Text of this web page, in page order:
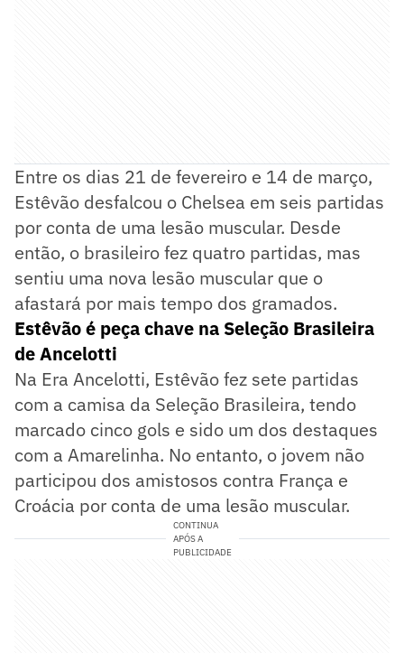
Entre os dias 21 de fevereiro e 14 de março,
Estêvão desfalcou o Chelsea em seis partidas
por conta de uma lesão muscular. Desde
então, o brasileiro fez quatro partidas, mas
sentiu uma nova lesão muscular que o
afastará por mais tempo dos gramados.
Estêvão é peça chave na Seleção Brasileira
de Ancelotti
Na Era Ancelotti, Estêvão fez sete partidas
com a camisa da Seleção Brasileira, tendo
marcado cinco gols e sido um dos destaques
com a Amarelinha. No entanto, o jovem não
participou dos amistosos contra França e
Croácia por conta de uma lesão muscular.
CONTINUA
APÓS A
PUBLICIDADE